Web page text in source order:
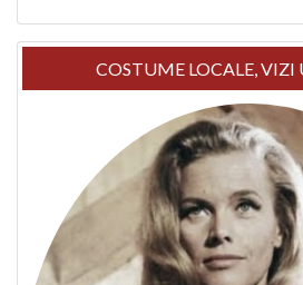
COSTUME LOCALE, VIZI